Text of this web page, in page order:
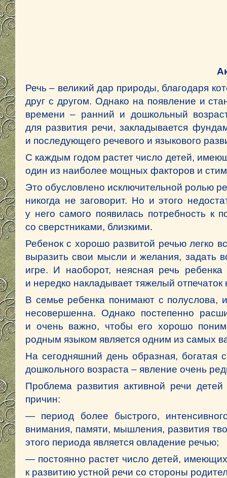
Речь – великий дар природы, благодаря
друг с другом. Однако на появление и
времени – ранний и дошкольный
для развития речи, закладывается
и последующего речевого и языкового
С каждым годом растет число детей,
один из наиболее мощных факторов и
Это обусловлено исключительной ролью
никогда не заговорит. Но и этого
у него самого появилась потребность к
со сверстниками, близкими.
Ребенок с хорошо развитой речью легко
выразить свои мысли и желания, задать
игре. И наоборот, неясная речь
и нередко накладывает тяжелый отпечаток
В семье ребенка понимают с полуслова,
несовершенна. Однако постепенно
и очень важно, чтобы его хорошо
родным языком является одним из самых
На сегодняшний день образная, богатая
дошкольного возраста – явление очень
Проблема развития активной речи
причин:
— период более быстрого,
внимания, памяти, мышления, развития
этого периода является овладение речью;
— постоянно растет число детей,
к развитию устной речи со стороны